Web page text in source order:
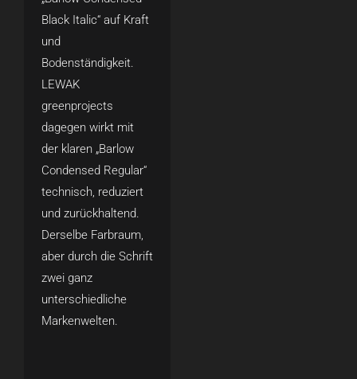
Black Italic“ auf Kraft
und
Bodenständigkeit.
LEWAK
greenprojects
dagegen wirkt mit
der klaren „Barlow
Condensed Regular“
technisch, reduziert
und zurückhaltend.
Derselbe Farbraum,
aber durch die Schrift
zwei ganz
unterschiedliche
Markenwelten.